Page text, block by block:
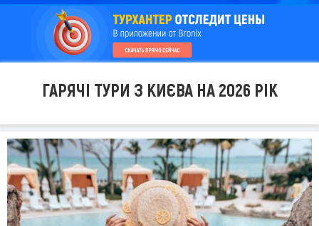
ГАРЯЧІ ТУРИ З КИЄВА НА 2026 РІК